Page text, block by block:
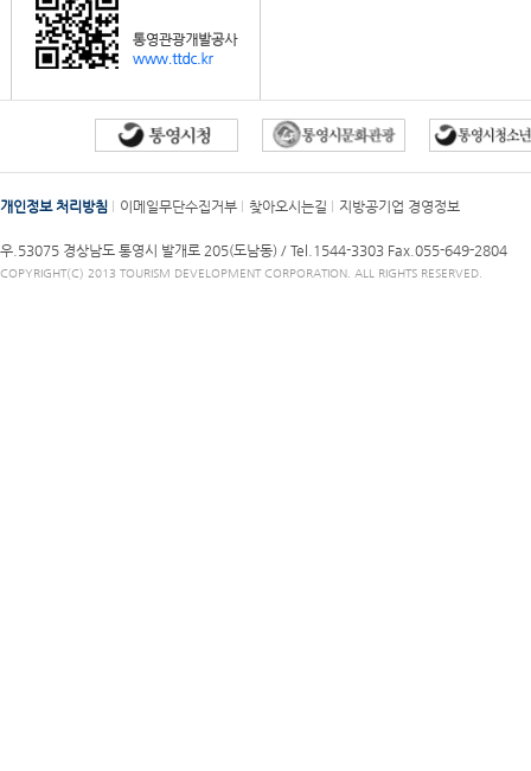
개인정보 처리방침 이메일무단수집거부 찾아오시는길 지방공기업 경영정보
우.53075 경상남도 통영시 발개로 205(도남동) / Tel.1544-3303 Fax.055-649-2804
COPYRIGHT(C) 2013 TOURISM DEVELOPMENT CORPORATION. ALL RIGHTS RESERVED.